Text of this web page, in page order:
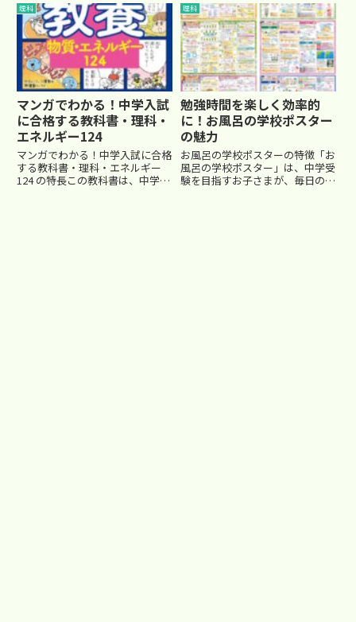
科学習のサポートにオススメの参
考書を紹介しています。『科学実
験でスラスラわかる！本当はおも
しろい 中学入試の理科』 − ...
「机に向かって覚えるのが苦
手…」というお子さんも多いです
よね。そんな時におすすめなのが
『中学受験マスターどこでも理科
お風呂...
理科
マンガでわかる！中学入試
に合格する教科書・理科・
エネルギー124
マンガでわかる！中学入試に合格
する教科書・理科・エネルギー
124 の特長この教科書は、中学受
理科
勉強時間を楽しく効率的
に！お風呂の学校ポスター
の魅力
お風呂の学校ポスターの特徴「お
風呂の学校ポスター」は、中学受
験を目指すお子さまが、毎日の学